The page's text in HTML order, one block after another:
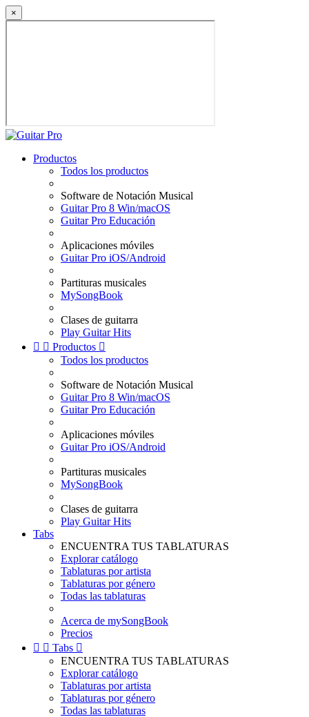
×
Productos
Todos los productos
Software de Notación Musical
Guitar Pro 8 Win/macOS
Guitar Pro Educación
Aplicaciones móviles
Guitar Pro iOS/Android
Partituras musicales
MySongBook
Clases de guitarra
Play Guitar Hits
  Productos 
Todos los productos
Software de Notación Musical
Guitar Pro 8 Win/macOS
Guitar Pro Educación
Aplicaciones móviles
Guitar Pro iOS/Android
Partituras musicales
MySongBook
Clases de guitarra
Play Guitar Hits
Tabs
ENCUENTRA TUS TABLATURAS
Explorar catálogo
Tablaturas por artista
Tablaturas por género
Todas las tablaturas
Acerca de mySongBook
Precios
  Tabs 
ENCUENTRA TUS TABLATURAS
Explorar catálogo
Tablaturas por artista
Tablaturas por género
Todas las tablaturas